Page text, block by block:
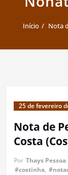
Início Nota
25 de fevereiro
Nota de
Costa
Por Thays Pessoa
#costinha,